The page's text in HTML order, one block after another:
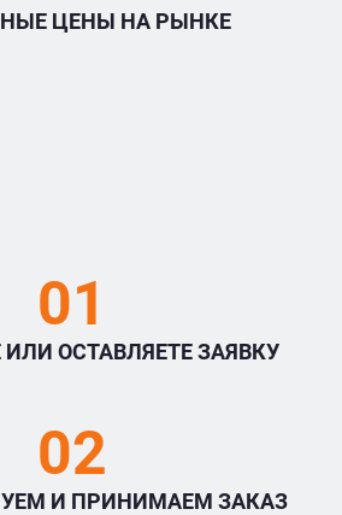
ЦЕНЫ НА РЫНКЕ
01
ОСТАВЛЯЕТЕ ЗАЯВКУ
02
И ПРИНИМАЕМ ЗАКАЗ